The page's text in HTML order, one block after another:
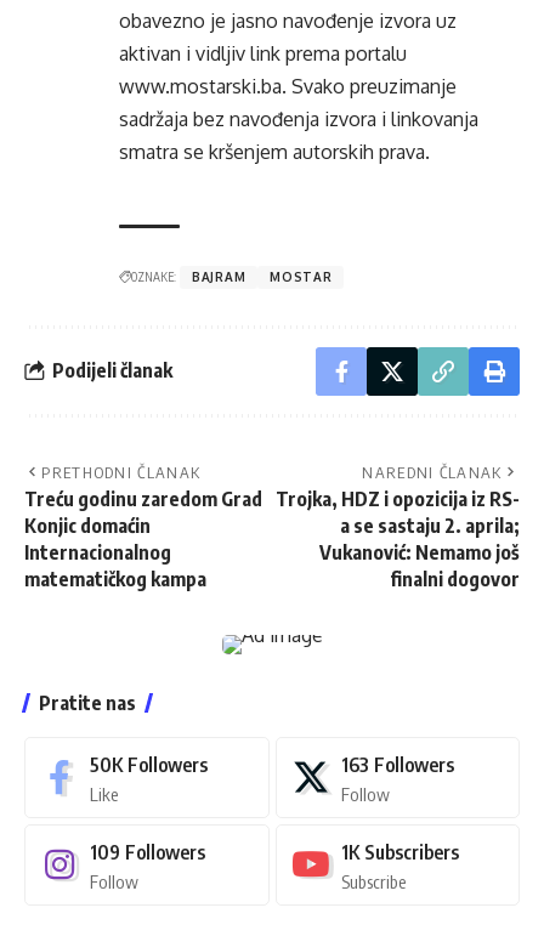
obavezno je jasno navođenje izvora uz
aktivan i vidljiv link prema portalu
www.mostarski.ba. Svako preuzimanje
sadržaja bez navođenja izvora i linkovanja
smatra se kršenjem autorskih prava.
OZNAKE: BAJRAM MOSTAR
Podijeli članak
PRETHODNI ČLANAK
Treću godinu zaredom Grad
Konjic domaćin
Internacionalnog
matematičkog kampa
NAREDNI ČLANAK
Trojka, HDZ i opozicija iz RS-
a se sastaju 2. aprila;
Vukanović: Nemamo još
finalni dogovor
Pratite nas
50K Followers
Like
163 Followers
Follow
109 Followers
Follow
1K Subscribers
Subscribe